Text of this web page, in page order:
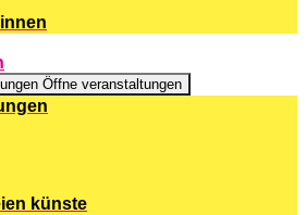
Öffne veranstaltungen
künste